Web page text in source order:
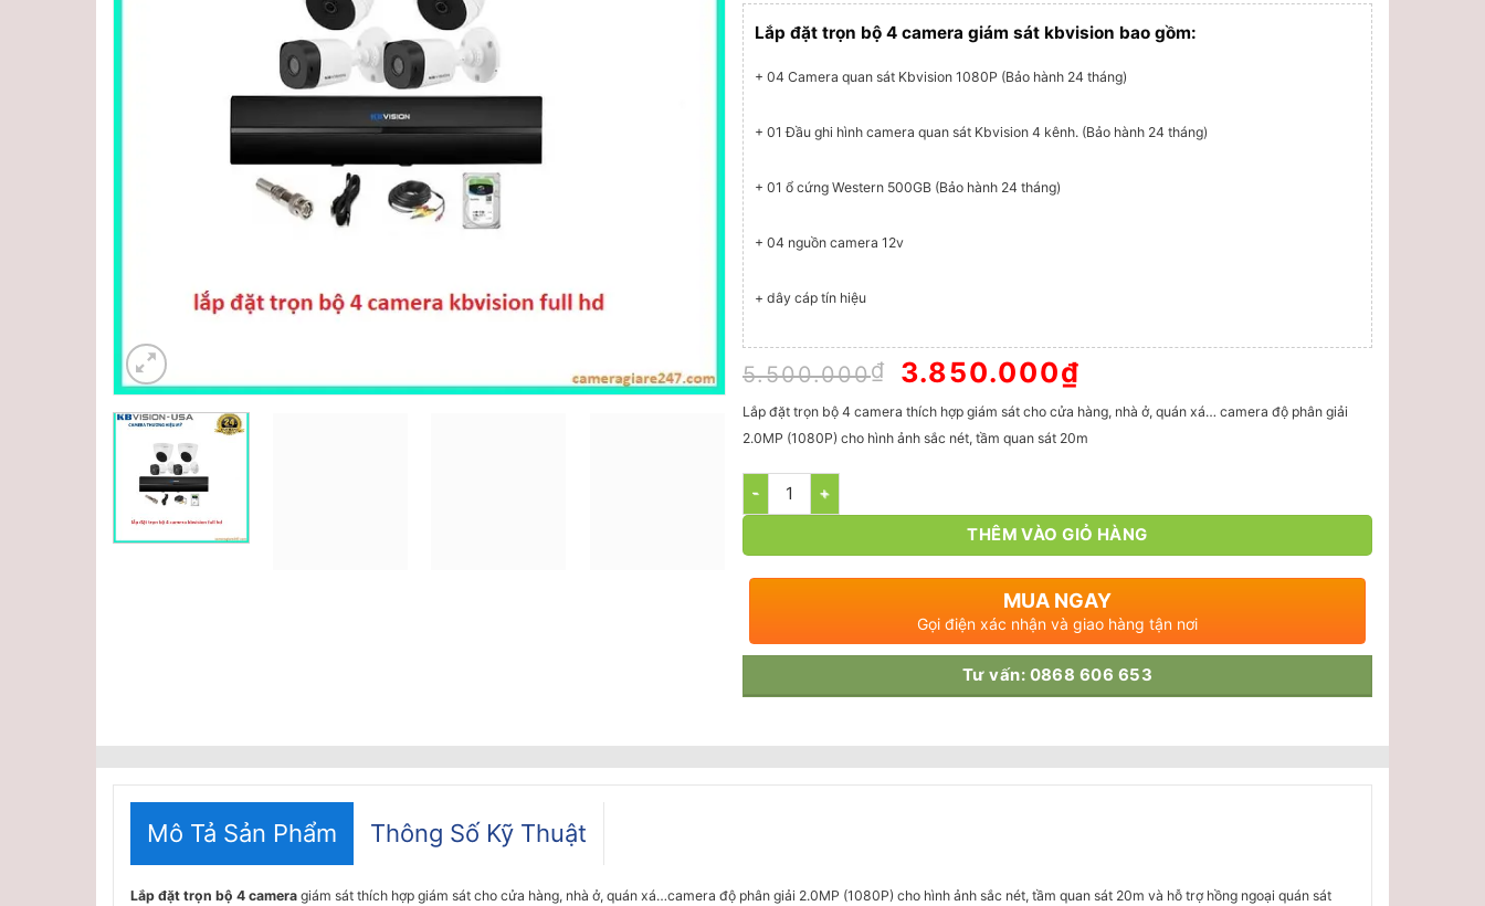
Lắp đặt trọn bộ 4 camera giám sát kbvision bao gồm:
+ 04 Camera quan sát Kbvision 1080P (Bảo hành 24 tháng)
+ 01 Đầu ghi hình camera quan sát Kbvision 4 kênh. (Bảo hành 24 tháng)
+ 01 ổ cứng Western 500GB (Bảo hành 24 tháng)
+ 04 nguồn camera 12v
+ dây cáp tín hiệu
5.500.000₫
Giá
gốc
là:
5.500.000₫.
3.850.000₫
tại
là:
Lắp đặt trọn bộ 4 camera thích hợp giám sát cho cửa hàng, nhà ở, quán xá… camera độ phân giải
2.0MP (1080P) cho hình ảnh sắc nét, tầm quan sát 20m
Số lượng
THÊM VÀO GIỎ HÀNG
MUA NGAY
Gọi điện xác nhận và giao hàng tận nơi
Tư vấn: 0868 606 653
Mô Tả Sản Phẩm Thông Số Kỹ Thuật
Lắp đặt trọn bộ 4 camera giám sát thích hợp giám sát cho cửa hàng, nhà ở, quán xá…camera độ phân giải 2.0MP (1080P) cho hình ảnh sắc nét, tầm quan sát 20m và hỗ trợ hồng ngoại quán sát